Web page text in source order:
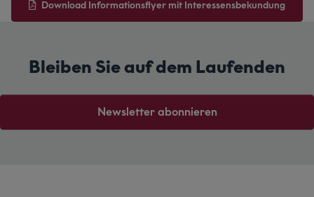
Download Informationsflyer mit Interessensbekundung
Bleiben Sie auf dem Laufenden
Newsletter abonnieren